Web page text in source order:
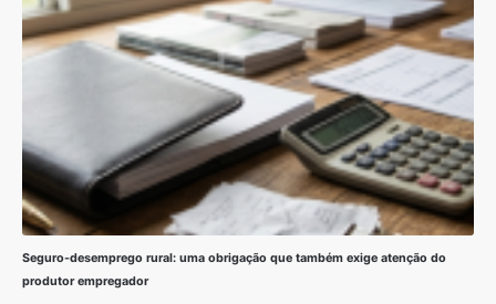
Seguro-desemprego rural: uma obrigação que também exige atenção do
produtor empregador